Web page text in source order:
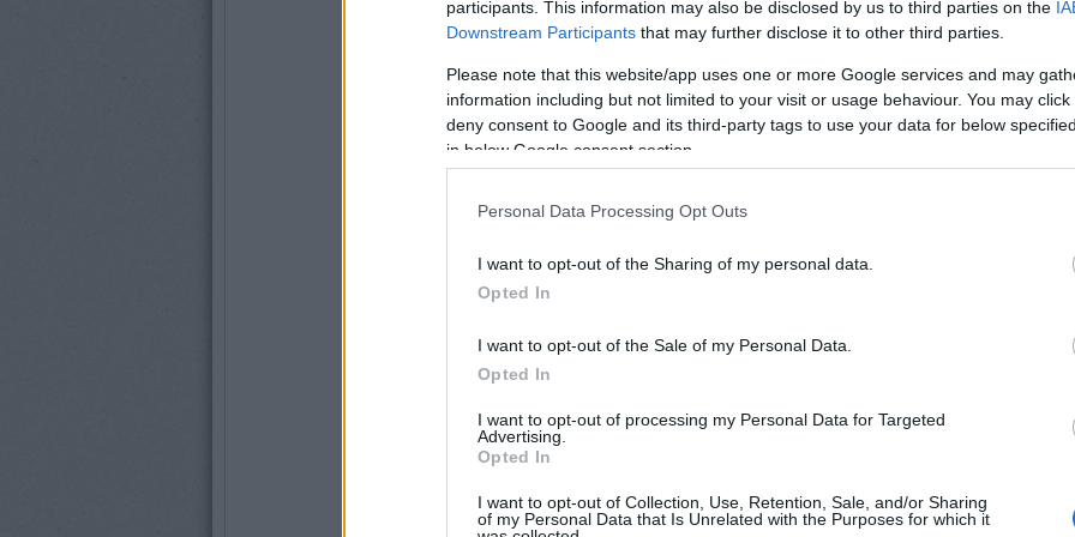
participants. This information may also be disclosed by us to third parties on the
Downstream Participants that may further disclose it to other third parties.
Please note that this website/app uses one or more Google services and may
information including but not limited to your visit or usage behaviour. You may
deny consent to Google and its third-party tags to use your data for below
in below Google consent section.
Personal Data Processing Opt Outs
I want to opt-out of the Sharing of my personal data.
Opted In
I want to opt-out of the Sale of my Personal Data.
Opted In
I want to opt-out of processing my Personal Data for Targeted
Advertising.
Opted In
I want to opt-out of Collection, Use, Retention, Sale, and/or Sharing
of my Personal Data that Is Unrelated with the Purposes for which it
Tovább
2024